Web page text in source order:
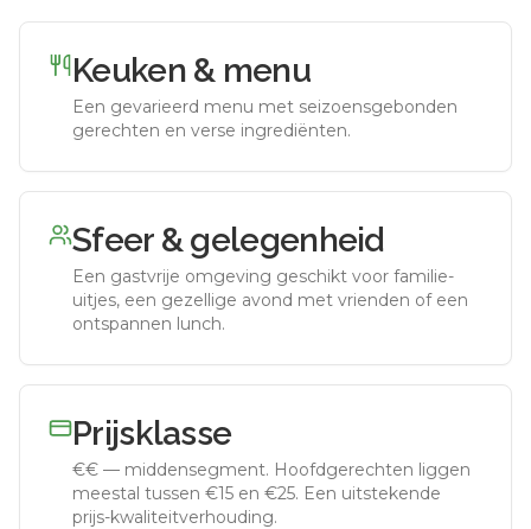
Keuken & menu
Een gevarieerd menu met seizoensgebonden
gerechten en verse ingrediënten.
Sfeer & gelegenheid
Een gastvrije omgeving geschikt voor familie-
uitjes, een gezellige avond met vrienden of een
ontspannen lunch.
Prijsklasse
€€ — middensegment. Hoofdgerechten liggen
meestal tussen €15 en €25. Een uitstekende
prijs-kwaliteitverhouding.